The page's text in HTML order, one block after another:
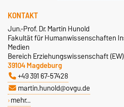
martin.hunold@ovgu.de
M.A. Danielle Milas
Per E-Mail unter
danielle.milas@ovgu.de
KONTAKT
Jun.-Prof. Dr. Martin Hunold
Fakultät für Humanwissenschaften
Medien
Bereich Erziehungswissenschaft
39104 Magdeburg
+49 391 67-57428
martin.hunold@ovgu.de
mehr…